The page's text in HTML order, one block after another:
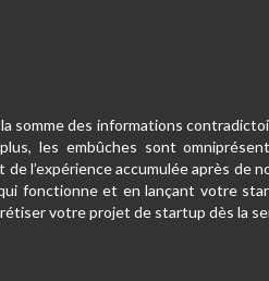
somme des informations
les embûches sont
l’expérience accumulée après de
fonctionne et en lançant votre
votre projet de startup dès la